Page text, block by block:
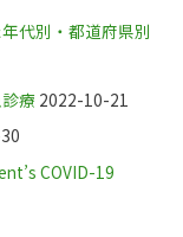
代別・都道府県別
療 2022-10-21
COVID-19